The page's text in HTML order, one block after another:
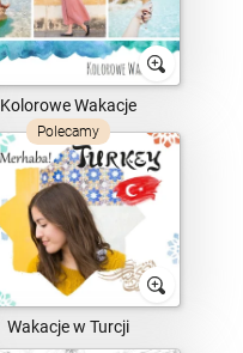
Kolorowe Wakacje
Polecamy
Wakacje w Turcji